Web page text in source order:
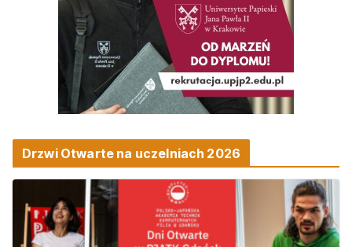
Drzwi Otwarte na uczelniach 2026